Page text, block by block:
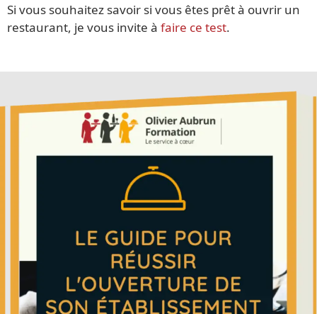
Si vous souhaitez savoir si vous êtes prêt à ouvrir un
restaurant, je vous invite à faire ce test.